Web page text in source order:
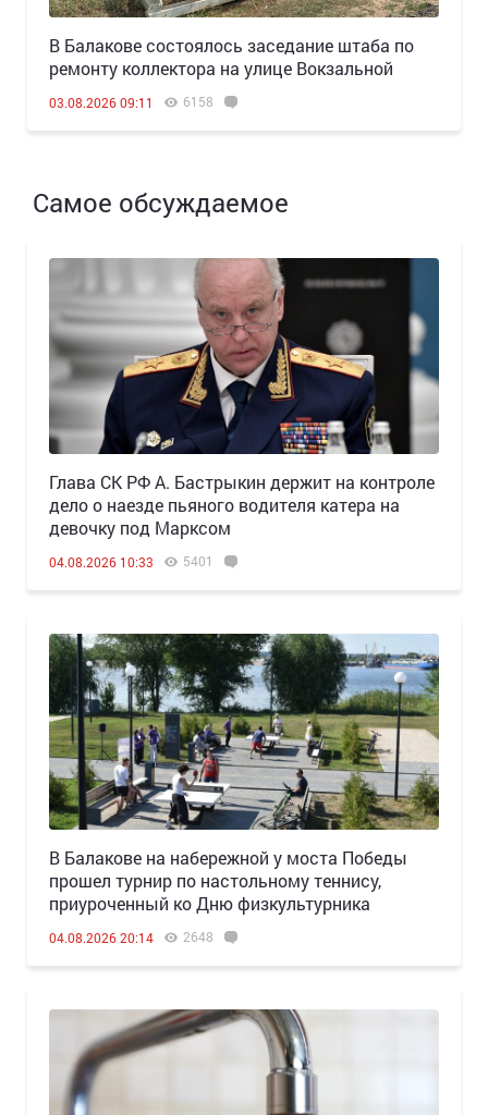
В Балакове состоялось заседание штаба по
ремонту коллектора на улице Вокзальной
03.08.2026 09:11 6158
Самое обсуждаемое
Глава СК РФ А. Бастрыкин держит на контроле
дело о наезде пьяного водителя катера на
девочку под Марксом
04.08.2026 10:33 5401
В Балакове на набережной у моста Победы
прошел турнир по настольному теннису,
приуроченный ко Дню физкультурника
04.08.2026 20:14 2648